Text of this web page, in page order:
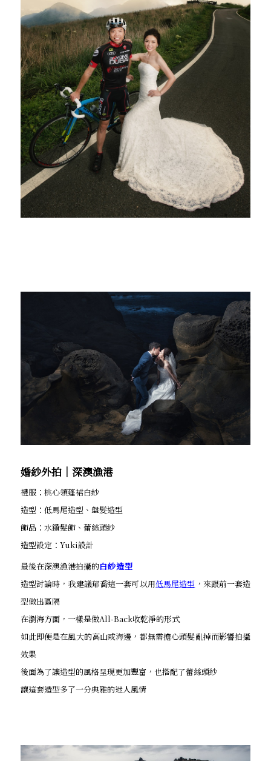
婚紗外拍│深澳漁港
禮服：桃心領蓬裙白紗
造型：低馬尾造型、盤髮造型
飾品：水鑽髮飾、蕾絲頭紗
造型設定：Yuki設計
最後在深澳漁港拍攝的白紗造型
造型討論時，我建議郁喬這一套可以用低馬尾造型 ，來跟前一套造
型做出區隔
在瀏海方面，一樣是做All-Back收乾淨的形式
如此即便是在風大的高山或海邊，都無需擔心頭髮亂掉而影響拍攝
效果
後面為了讓造型的風格呈現更加豐富，也搭配了蕾絲頭紗
讓這套造型多了一分典雅的迷人風情